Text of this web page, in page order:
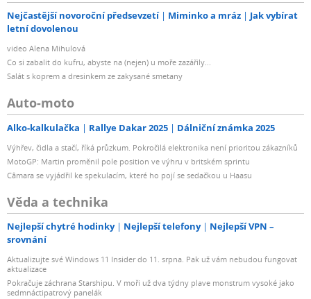
Nejčastější novoroční předsevzetí Miminko a mráz
Jak vybírat
letní dovolenou
video Alena Mihulová
Co si zabalit do kufru, abyste na (nejen) u moře zazářily...
Salát s koprem a dresinkem ze zakysané smetany
Auto-moto
Alko-kalkulačka Rallye Dakar 2025 Dálniční známka 2025
Výhřev, čidla a stačí, říká průzkum. Pokročilá elektronika není prioritou zákazníků
MotoGP: Martin proměnil pole position ve výhru v britském sprintu
Câmara se vyjádřil ke spekulacím, které ho pojí se sedačkou u Haasu
Věda a technika
Nejlepší chytré hodinky Nejlepší telefony
Nejlepší VPN –
srovnání
Aktualizujte své Windows 11 Insider do 11. srpna. Pak už vám nebudou fungovat
aktualizace
Pokračuje záchrana Starshipu. V moři už dva týdny plave monstrum vysoké jako
sedmnáctipatrový panelák